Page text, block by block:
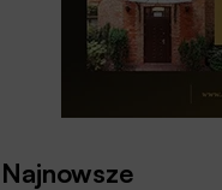
Najnowsze